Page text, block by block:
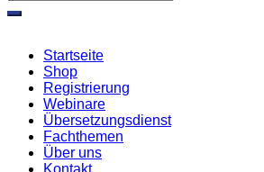
Startseite
Shop
Registrierung
Webinare
Übersetzungsdienst
Fachthemen
Über uns
Kontakt